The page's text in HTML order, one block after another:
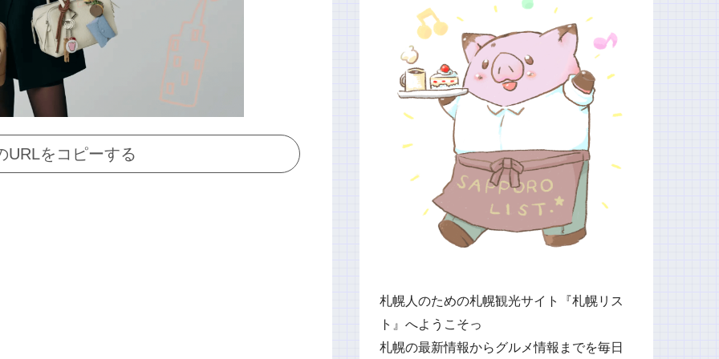
URLをコピーする
札幌人のための札幌観光サイト『札幌リス
ト』へようこそっ
札幌の最新情報からグルメ情報までを毎日